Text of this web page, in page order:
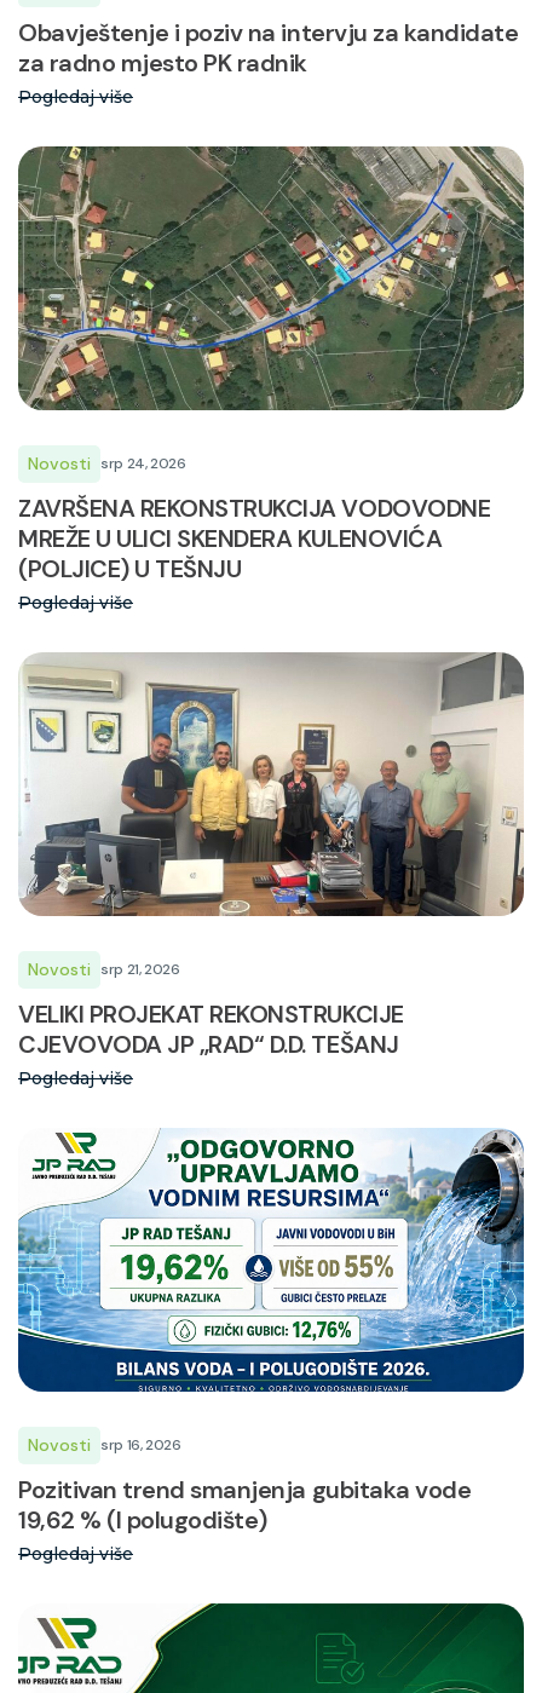
Obavještenje i poziv na intervju za kandidate
za radno mjesto PK radnik
Pogledaj više
Novosti srp 24, 2026
ZAVRŠENA REKONSTRUKCIJA VODOVODNE
MREŽE U ULICI SKENDERA KULENOVIĆA
(POLJICE) U TEŠNJU
Pogledaj više
Novosti srp 21, 2026
VELIKI PROJEKAT REKONSTRUKCIJE
CJEVOVODA JP „RAD“ D.D. TEŠANJ
Pogledaj više
Novosti srp 16, 2026
Pozitivan trend smanjenja gubitaka vode
19,62 % (I polugodište)
Pogledaj više